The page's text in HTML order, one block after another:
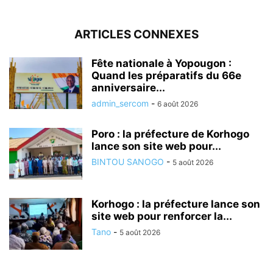
ARTICLES CONNEXES
Fête nationale à Yopougon :
Quand les préparatifs du 66e
anniversaire...
admin_sercom - 6 août 2026
Poro : la préfecture de Korhogo
lance son site web pour...
BINTOU SANOGO - 5 août 2026
Korhogo : la préfecture lance son
site web pour renforcer la...
Tano - 5 août 2026